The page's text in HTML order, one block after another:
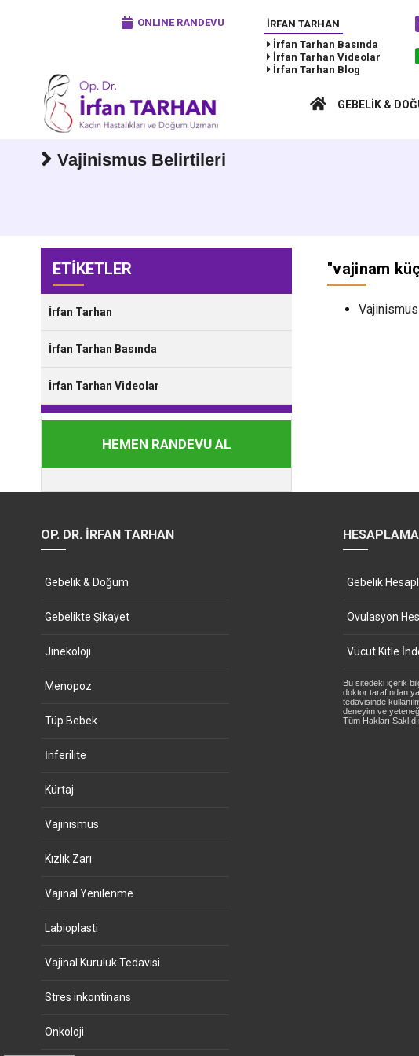
ONLINE RANDEVU
İRFAN TARHAN
İrfan Tarhan Basında
İrfan Tarhan Videolar
İrfan Tarhan Blog
GEBELIK &
Vajinismus Belirtileri
ETİKETLER
İrfan Tarhan
İrfan Tarhan Basında
İrfan Tarhan Videolar
HEMEN RANDEVU AL
"vajinam
OP. DR. İRFAN TARHAN
Gebelik & Doğum
Gebelikte Şikayet
Jinekoloji
Menopoz
Tüp Bebek
İnferilite
Kürtaj
Vajinismus
Kızlık Zarı
Vajinal Yenilenme
Labioplasti
Vajinal Kuruluk Tedavisi
Stres inkontinans
Onkoloji
Gebelik
Ovulasyon
Vücut Kitle
Bu sitedeki içerik
doktor tarafından
tedavisinde
deneyim ve
Tüm Hakları